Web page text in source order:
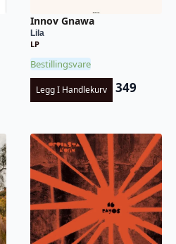
Innov Gnawa
Lila
LP
Bestillingsvare
Legg I Handlekurv 349